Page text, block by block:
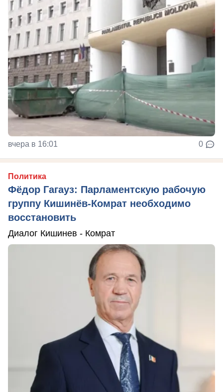
вчера в 16:01 0
Политика
Фёдор Гагауз: Парламентскую рабочую
группу Кишинёв-Комрат необходимо
восстановить
Диалог Кишинев - Комрат